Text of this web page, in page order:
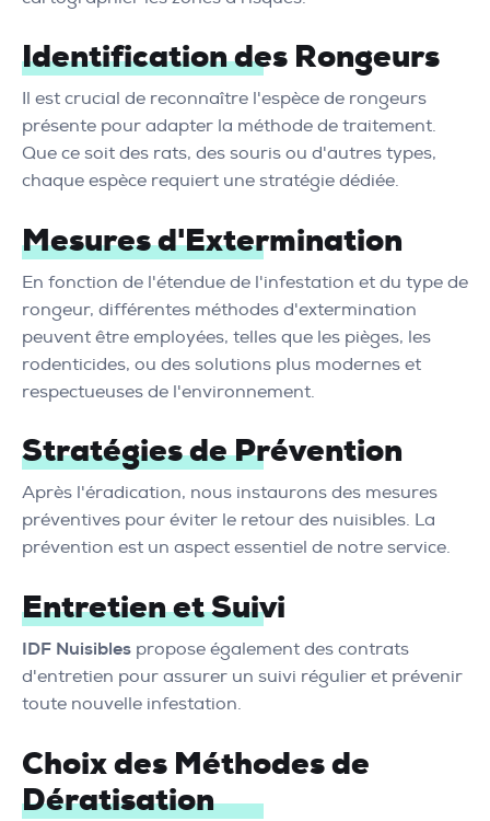
Identification des Rongeurs
Il est crucial de reconnaître l'espèce de rongeurs
présente pour adapter la méthode de traitement.
Que ce soit des rats, des souris ou d'autres types,
chaque espèce requiert une stratégie dédiée.
Mesures d'Extermination
En fonction de l'étendue de l'infestation et du type de
rongeur, différentes méthodes d'extermination
peuvent être employées, telles que les pièges, les
rodenticides, ou des solutions plus modernes et
respectueuses de l'environnement.
Stratégies de Prévention
Après l'éradication, nous instaurons des mesures
préventives pour éviter le retour des nuisibles. La
prévention est un aspect essentiel de notre service.
Entretien et Suivi
IDF Nuisibles propose également des contrats
d'entretien pour assurer un suivi régulier et prévenir
toute nouvelle infestation.
Choix des Méthodes de
Dératisation